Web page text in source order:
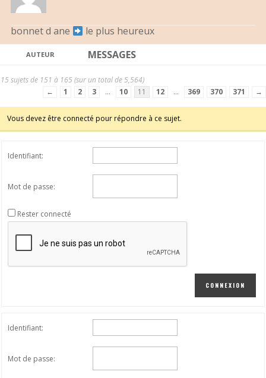
bonnet d ane le plus heureux
AUTEUR MESSAGES
15 sujets de 151 à 165 (sur un total de 5,564)
←
1 2 3 … 10 11 12 … 369 370 371 →
Vous devez être connecté pour répondre à ce sujet.
Identifiant:
Mot de passe:
Rester connecté
CONNEXION
Identifiant:
Mot de passe: